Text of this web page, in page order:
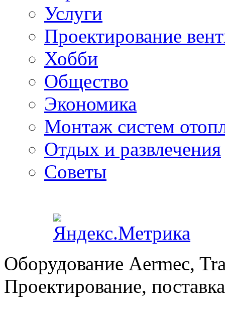
Услуги
Проектирование
Хобби
Общество
Экономика
Монтаж систем
Отдых и развлечения
Советы
Оборудование Aermec,
Проектирование,